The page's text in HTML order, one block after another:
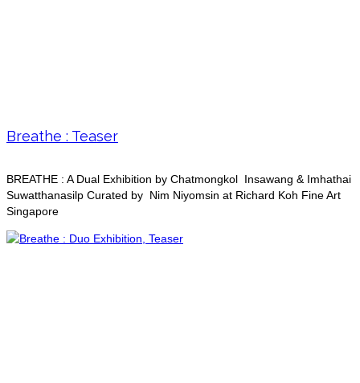
Breathe : Teaser
BREATHE : A Dual Exhibition by Chatmongkol Insawang & Imhathai
Suwatthanasilp Curated by Nim Niyomsin at Richard Koh Fine Art
Singapore